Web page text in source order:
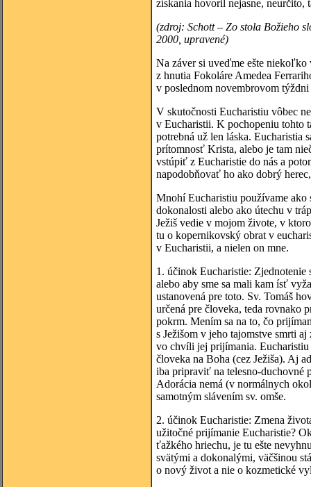
získania hovoril nejasne,
(zdroj: Schott – Zo stola Božieho
2000, upravené)
Na záver si uveďme ešte niekoľko
z hnutia Fokoláre Amedea
v poslednom novembrovom
V skutočnosti Eucharistiu vôbec
v Eucharistii. K pochopeniu tohto
potrebná už len láska. Eucharistia
prítomnosť Krista, alebo je tam
vstúpiť z Eucharistie do nás a
napodobňovať ho ako dobrý
Mnohí Eucharistiu používame
dokonalosti alebo ako útechu v
Ježiš vedie v mojom živote, v
tu o kopernikovský obrat v
v Eucharistii, a nielen on mne.
1. účinok Eucharistie: Zjednotenie
alebo aby sme sa mali kam ísť
ustanovená pre toto. Sv. Tomáš
určená pre človeka, teda rovnako
pokrm. Mením sa na to, čo
s Ježišom v jeho tajomstve smrti
vo chvíli jej prijímania. Eucharistiu
človeka na Boha (cez Ježiša). Aj
iba pripraviť na telesno-duchovné
Adorácia nemá (v normálnych
samotným slávením sv. omše.
2. účinok Eucharistie: Zmena
užitočné prijímanie Eucharistie?
ťažkého hriechu, je tu ešte
svätými a dokonalými, väčšinou
o nový život a nie o kozmetické